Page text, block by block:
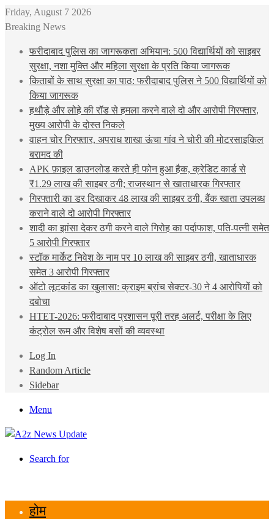
Friday, August 7 2026
Breaking News
फरीदाबाद पुलिस का जागरूकता अभियान: 500 विद्यार्थियों को साइबर
सुरक्षा, नशा मुक्ति और महिला सुरक्षा के प्रति किया जागरूक
किताबों के साथ सुरक्षा का पाठ: फरीदाबाद पुलिस ने 500 विद्यार्थियों को
किया जागरूक
हथौड़े और लोहे की रॉड से हमला करने वाले दो और आरोपी गिरफ्तार,
मुख्य आरोपी के दोस्त निकले
वाहन चोर गिरफ्तार, अपराध शाखा ऊंचा गांव ने चोरी की मोटरसाइकिल
बरामद की
APK फ़ाइल डाउनलोड करते ही फोन हुआ हैक, क्रेडिट कार्ड से
₹1.29 लाख की साइबर ठगी; राजस्थान से खाताधारक गिरफ्तार
गिरफ्तारी का डर दिखाकर 48 लाख की साइबर ठगी, बैंक खाता उपलब्ध
कराने वाले दो आरोपी गिरफ्तार
शादी का झांसा देकर ठगी करने वाले गिरोह का पर्दाफाश, पति-पत्नी समेत
5 आरोपी गिरफ्तार
स्टॉक मार्केट निवेश के नाम पर 10 लाख की साइबर ठगी, खाताधारक
समेत 3 आरोपी गिरफ्तार
ऑटो लूटकांड का खुलासा: क्राइम ब्रांच सेक्टर-30 ने 4 आरोपियों को
दबोचा
HTET-2026: फरीदाबाद प्रशासन पूरी तरह अलर्ट, परीक्षा के लिए
कंट्रोल रूम और विशेष बसों की व्यवस्था
Log In
Random Article
Sidebar
Menu
Search for
होम